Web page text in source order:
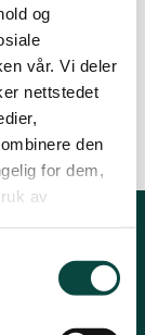
og
vår. Vi deler
nettstedet
den
for dem,
av
21.02.2025